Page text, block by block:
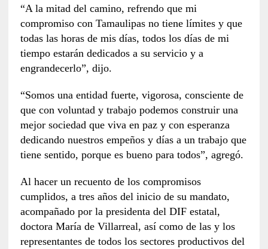
“A la mitad del camino, refrendo que mi
compromiso con Tamaulipas no tiene límites y que
todas las horas de mis días, todos los días de mi
tiempo estarán dedicados a su servicio y a
engrandecerlo”, dijo.
“Somos una entidad fuerte, vigorosa, consciente de
que con voluntad y trabajo podemos construir una
mejor sociedad que viva en paz y con esperanza
dedicando nuestros empeños y días a un trabajo que
tiene sentido, porque es bueno para todos”, agregó.
Al hacer un recuento de los compromisos
cumplidos, a tres años del inicio de su mandato,
acompañado por la presidenta del DIF estatal,
doctora María de Villarreal, así como de las y los
representantes de todos los sectores productivos del